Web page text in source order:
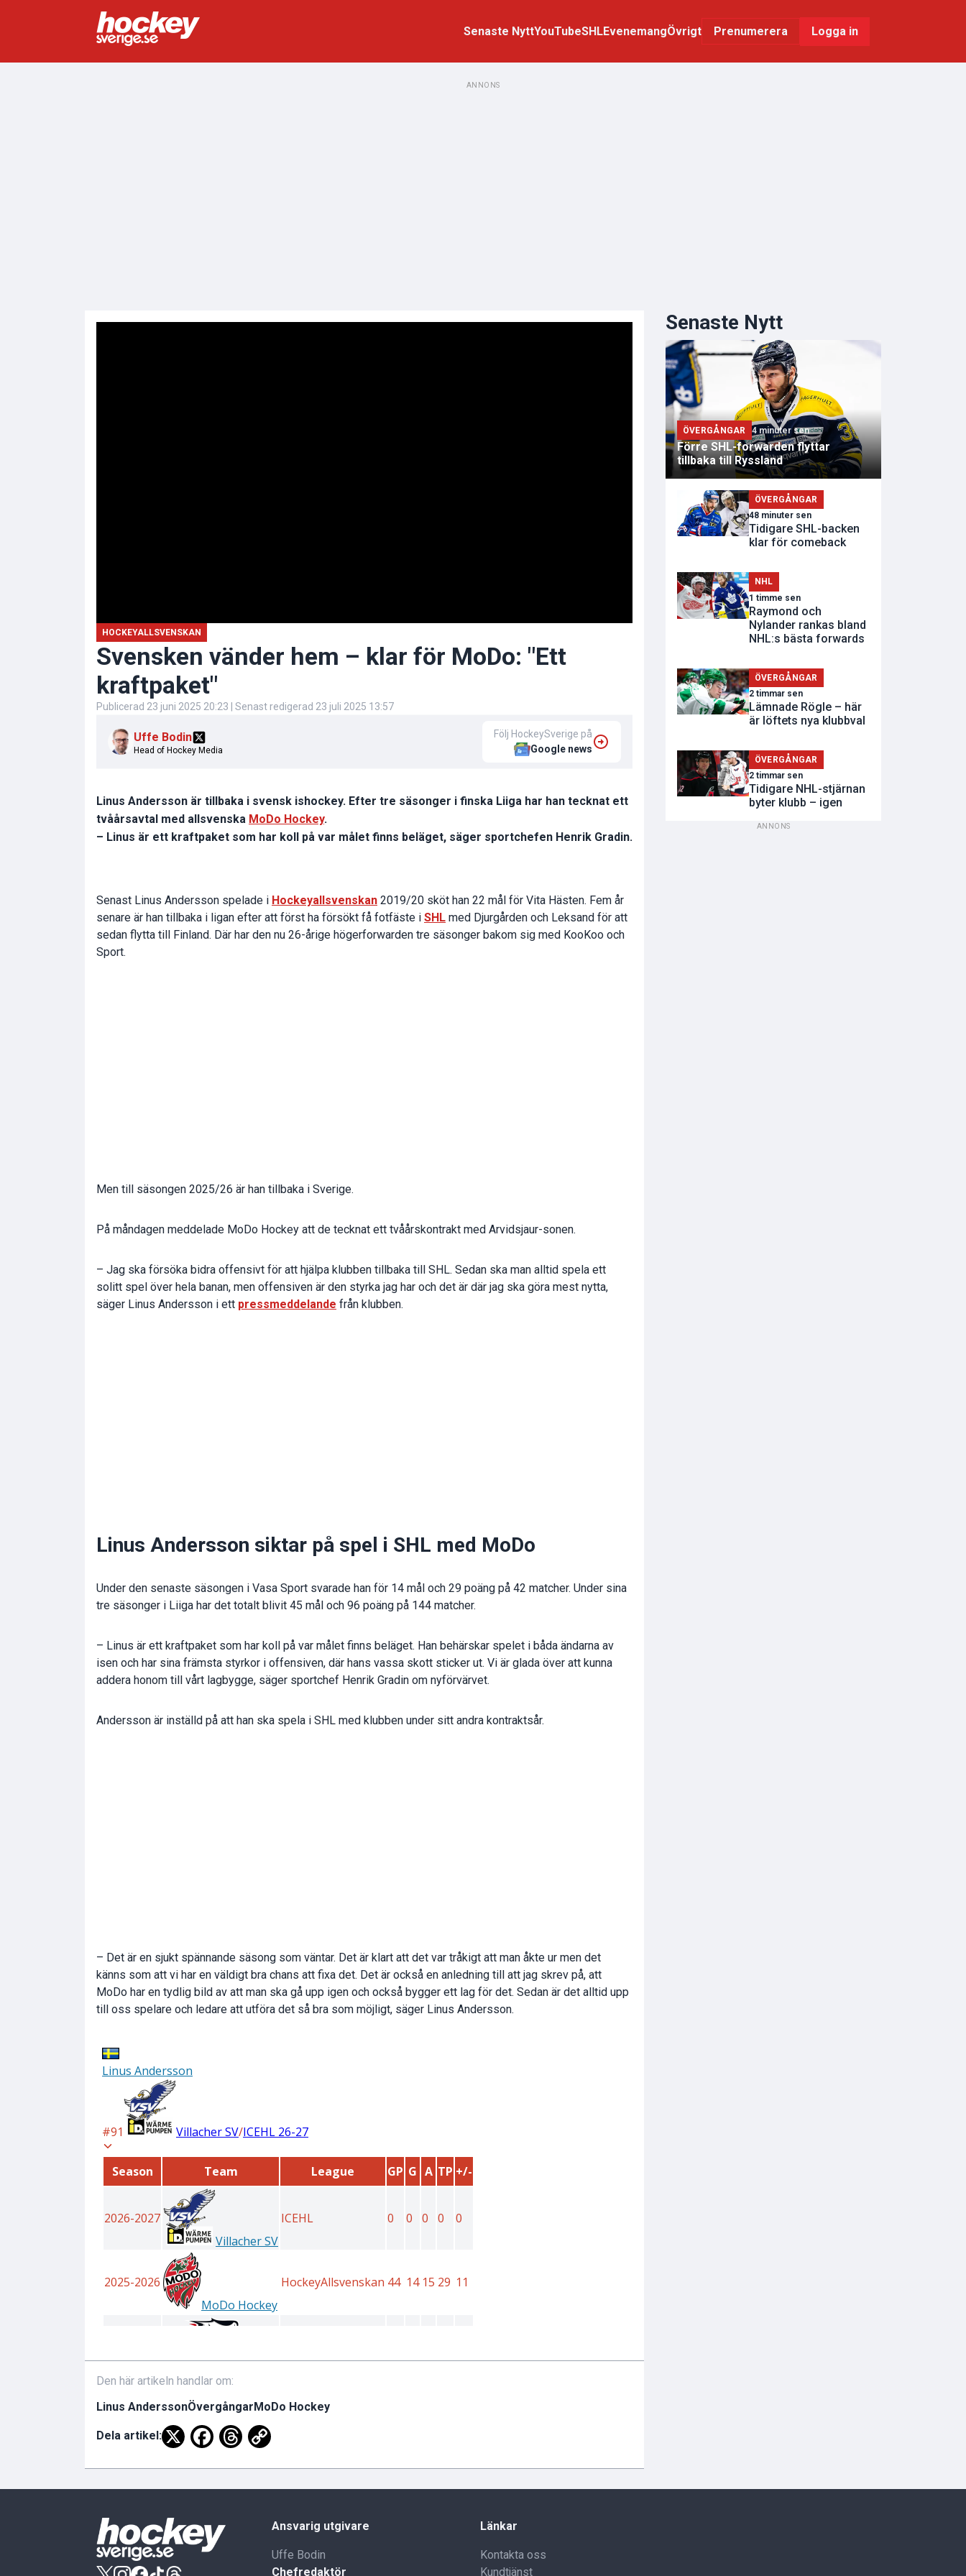
Senaste NyttYouTubeSHLEvenemangÖvrigt Prenumerera Logga in
ANNONS
HOCKEYALLSVENSKAN
Svensken vänder hem – klar för MoDo: "Ett
kraftpaket"
Publicerad 23 juni 2025 20:23 | Senast redigerad 23 juli 2025 13:57
Uffe Bodin
Head of Hockey Media
Följ HockeySverige på
Google news
Linus Andersson är tillbaka i svensk ishockey. Efter tre säsonger i finska Liiga har han tecknat ett
tvåårsavtal med allsvenska MoDo Hockey.
– Linus är ett kraftpaket som har koll på var målet finns beläget, säger sportchefen Henrik Gradin.
Senast Linus Andersson spelade i Hockeyallsvenskan 2019/20 sköt han 22 mål för Vita Hästen. Fem år
senare är han tillbaka i ligan efter att först ha försökt få fotfäste i SHL med Djurgården och Leksand för att
sedan flytta till Finland. Där har den nu 26-årige högerforwarden tre säsonger bakom sig med KooKoo och
Sport.
Men till säsongen 2025/26 är han tillbaka i Sverige.
På måndagen meddelade MoDo Hockey att de tecknat ett tvåårskontrakt med Arvidsjaur-sonen.
– Jag ska försöka bidra offensivt för att hjälpa klubben tillbaka till SHL. Sedan ska man alltid spela ett
solitt spel över hela banan, men offensiven är den styrka jag har och det är där jag ska göra mest nytta,
säger Linus Andersson i ett pressmeddelande från klubben.
Linus Andersson siktar på spel i SHL med MoDo
Under den senaste säsongen i Vasa Sport svarade han för 14 mål och 29 poäng på 42 matcher. Under sina
tre säsonger i Liiga har det totalt blivit 45 mål och 96 poäng på 144 matcher.
– Linus är ett kraftpaket som har koll på var målet finns beläget. Han behärskar spelet i båda ändarna av
isen och har sina främsta styrkor i offensiven, där hans vassa skott sticker ut. Vi är glada över att kunna
addera honom till vårt lagbygge, säger sportchef Henrik Gradin om nyförvärvet.
Andersson är inställd på att han ska spela i SHL med klubben under sitt andra kontraktsår.
– Det är en sjukt spännande säsong som väntar. Det är klart att det var tråkigt att man åkte ur men det
känns som att vi har en väldigt bra chans att fixa det. Det är också en anledning till att jag skrev på, att
MoDo har en tydlig bild av att man ska gå upp igen och också bygger ett lag för det. Sedan är det alltid upp
till oss spelare och ledare att utföra det så bra som möjligt, säger Linus Andersson.
Den här artikeln handlar om:
Linus AnderssonÖvergångar MoDo Hockey
Dela artikel:
Senaste Nytt
ÖVERGÅNGAR 4 minuter sen
Förre SHL-forwarden flyttar
tillbaka till Ryssland
ÖVERGÅNGAR
48 minuter sen
Tidigare SHL-backen
klar för comeback
NHL
1 timme sen
Raymond och
Nylander rankas bland
NHL:s bästa forwards
ÖVERGÅNGAR
2 timmar sen
Lämnade Rögle – här
är löftets nya klubbval
ÖVERGÅNGAR
2 timmar sen
Tidigare NHL-stjärnan
byter klubb – igen
ANNONS
Ansvarig utgivare
Uffe Bodin
Chefredaktör
Länkar
Kontakta oss
Kundtjänst